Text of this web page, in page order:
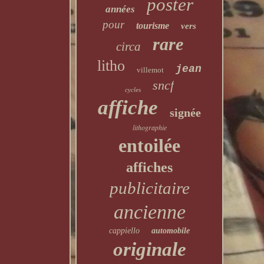
années poster
pour tourisme vers
circa rare
litho villemot jean
cycles sncf
affiche signée
lithographie
entoilée
affiches
publicitaire
ancienne
cappiello automobile
originale